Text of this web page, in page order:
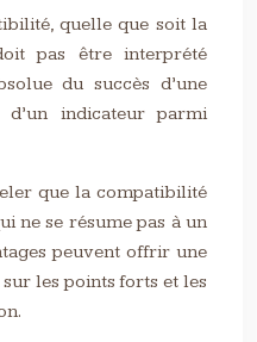
quelle que soit la
pas être interprété
du succès d’une
indicateur parmi
que la compatibilité
ne se résume pas à un
peuvent offrir une
les points forts et les